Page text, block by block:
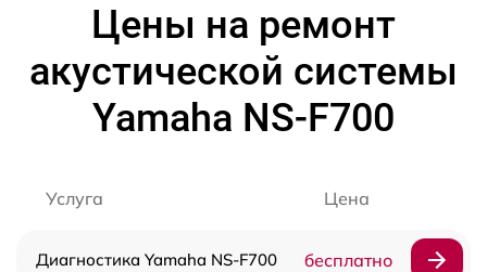
Цены на ремонт
акустической системы
Yamaha NS-F700
Услуга Цена
Диагностика Yamaha NS-F700 бесплатно